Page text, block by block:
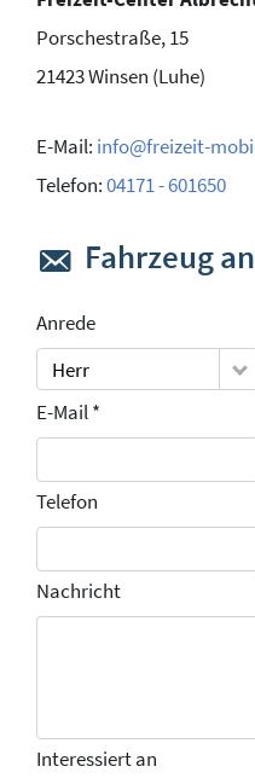
Porschestraße, 15
21423Winsen (Luhe)
E-Mail: info@freizeit-
Telefon:04171 - 601650
Fahrzeug
Anrede
Herr
E-Mail *
Telefon
Nachricht
Interessiert an